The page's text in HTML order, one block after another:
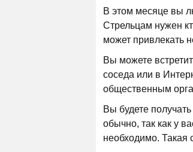
В этом месяце вы
Стрельцам нужен
может привлекать
Вы можете
соседа или в
общественным
Вы будете
обычно, так как у
необходимо. Такая